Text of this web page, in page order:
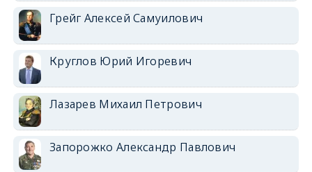
Грейг Алексей Самуилович
Круглов Юрий Игоревич
Лазарев Михаил Петрович
Запорожко Александр Павлович